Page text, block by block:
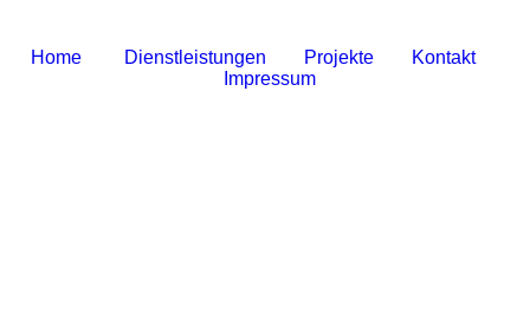
Home Dienstleistungen Projekte
Kontakt
Impressum